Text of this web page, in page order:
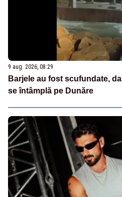
9 aug. 2026, 08:29
Barjele au fost scufundate,
se întâmplă pe Dunăre